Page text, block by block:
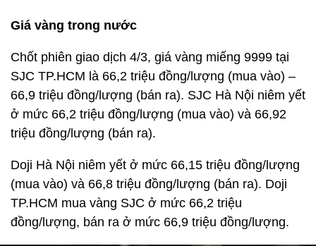
Giá vàng trong nước
Chốt phiên giao dịch 4/3, giá vàng miếng 9999 tại
SJC TP.HCM là 66,2 triệu đồng/lượng (mua vào) –
66,9 triệu đồng/lượng (bán ra). SJC Hà Nội niêm yết
ở mức 66,2 triệu đồng/lượng (mua vào) và 66,92
triệu đồng/lượng (bán ra).
Doji Hà Nội niêm yết ở mức 66,15 triệu đồng/lượng
(mua vào) và 66,8 triệu đồng/lượng (bán ra). Doji
TP.HCM mua vàng SJC ở mức 66,2 triệu
đồng/lượng, bán ra ở mức 66,9 triệu đồng/lượng.